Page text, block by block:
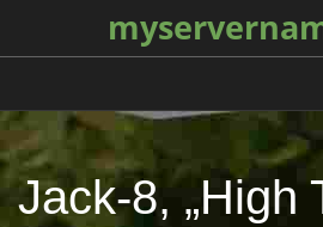
Jack-8, „High